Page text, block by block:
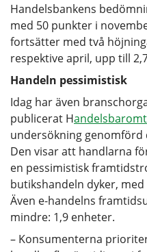
Handelsbankens
med 50 punkter i
fortsätter med två
respektive april, upp till
Handeln pessimistisk
Idag har även
publicerat H
undersökning genomförd
Den visar att handlarna
en pessimistisk
butikshandeln dyker,
Även e-handelns
mindre: 1,9 enheter.
– Konsumenterna